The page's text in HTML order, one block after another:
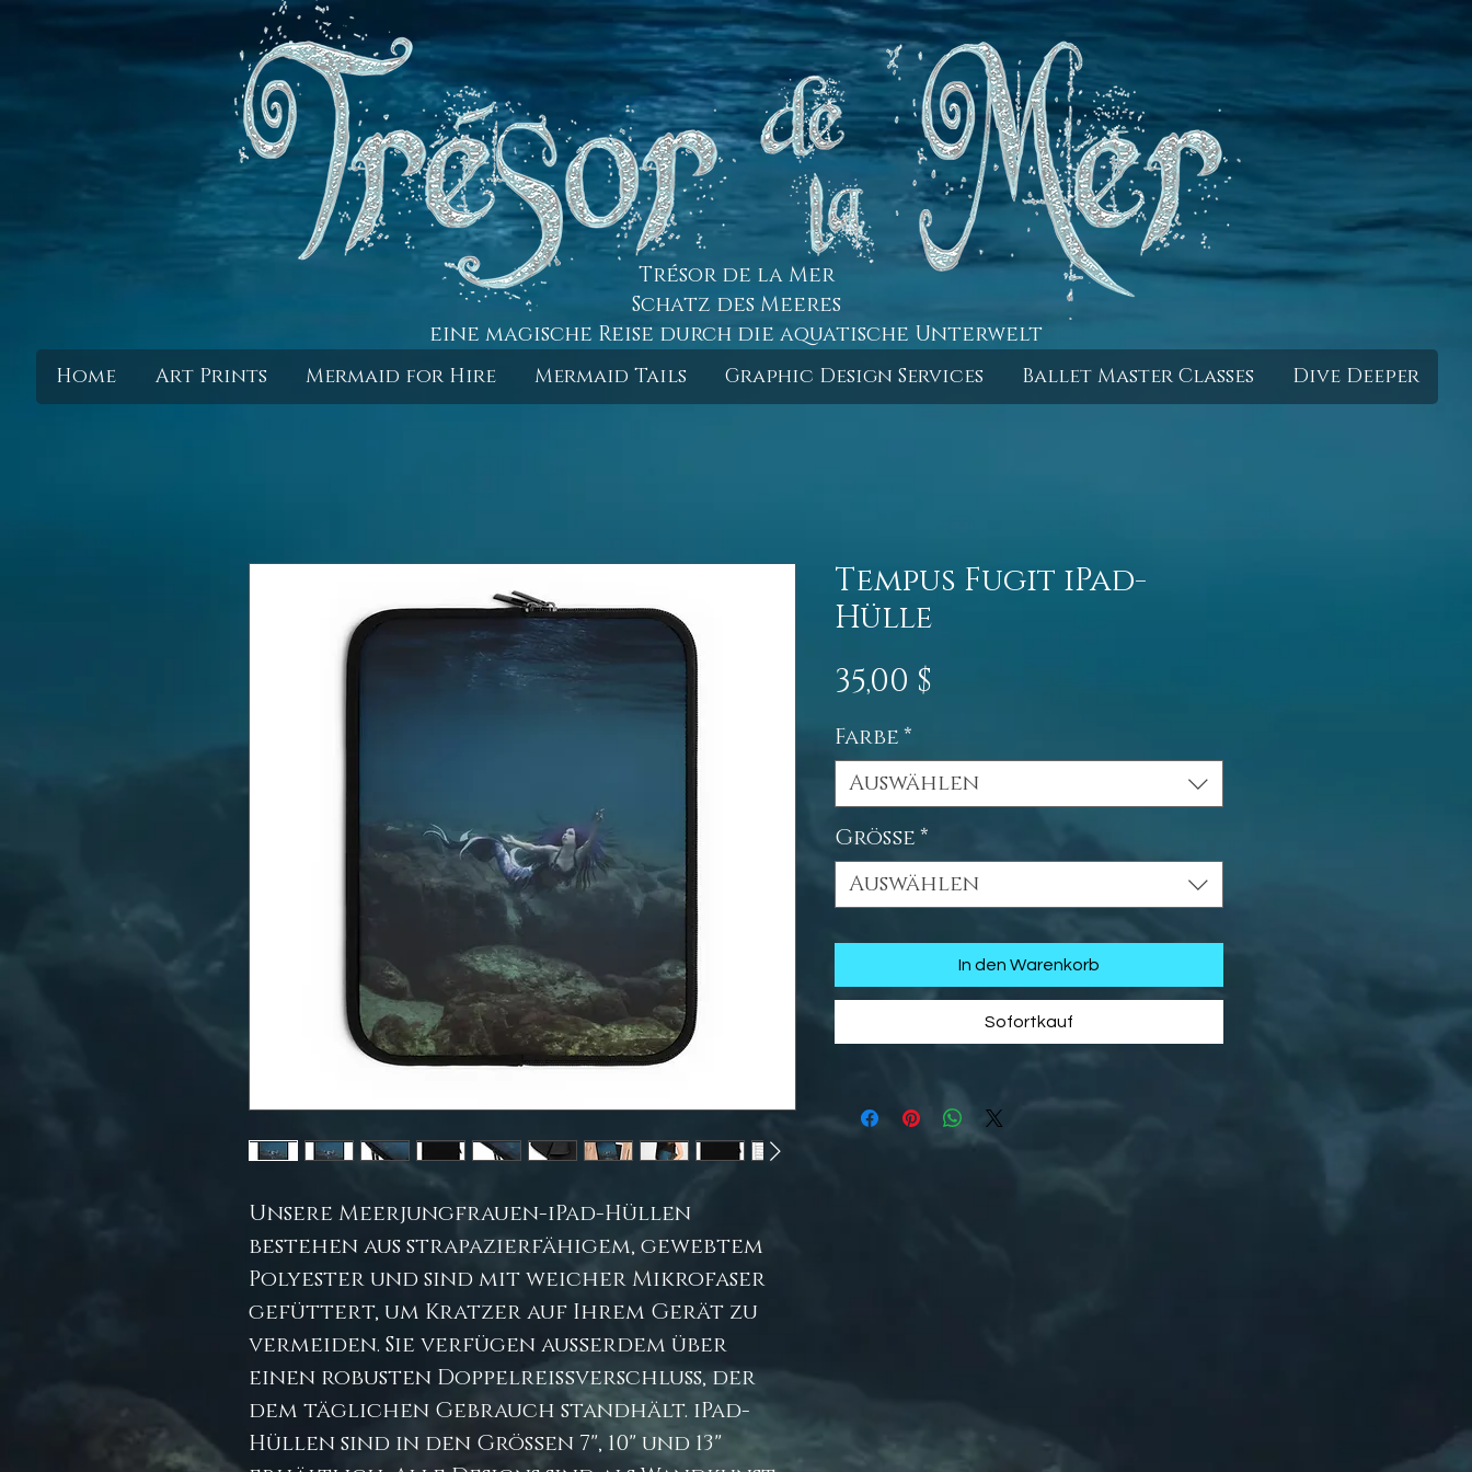
Trésor de la Mer
Schatz des Meeres
eine magische Reise durch die aquatische Unterwelt
Home Art Prints Mermaid for Hire Mermaid Tails Graphic Design Services Ballet Master Classes Dive Deeper
Unsere Meerjungfrauen-iPad-Hüllen
bestehen aus strapazierfähigem, gewebtem
Polyester und sind mit weicher Mikrofaser
gefüttert, um Kratzer auf Ihrem Gerät zu
vermeiden. Sie verfügen außerdem über
einen robusten Doppelreißverschluss, der
dem täglichen Gebrauch standhält. iPad-
Hüllen sind in den Größen 7", 10" und 13"
Tempus Fugit iPad-
Hülle
35,00 $
Farbe*
Auswählen
Größe*
Auswählen
In den Warenkorb
Sofortkauf